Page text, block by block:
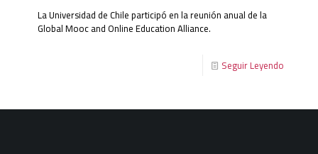
La Universidad de Chile participó en la reunión anual de la
Global Mooc and Online Education Alliance.
Seguir Leyendo